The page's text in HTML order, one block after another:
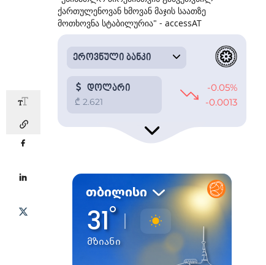
ქართულენოვან ხმოვან მაჯის საათზე
მოთხოვნა სტაბილურია" - accessAT